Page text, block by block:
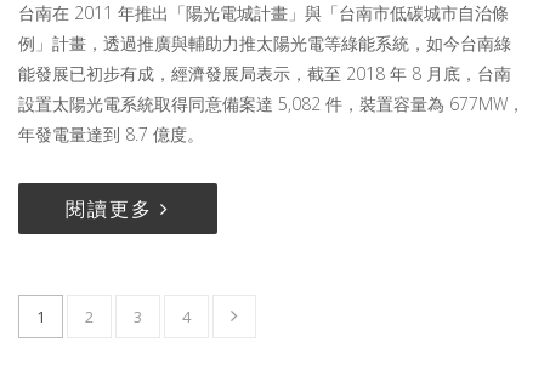
台南在 2011 年推出「陽光電城計畫」與「台南市低碳城市自治條
例」計畫，透過推廣與輔助力推太陽光電等綠能系統，如今台南綠
能發展已初步有成，經濟發展局表示，截至 2018 年 8 月底，台南
設置太陽光電系統取得同意備案達 5,082 件，裝置容量為 677MW，
年發電量達到 8.7 億度。
閱讀更多
1 2 3 4